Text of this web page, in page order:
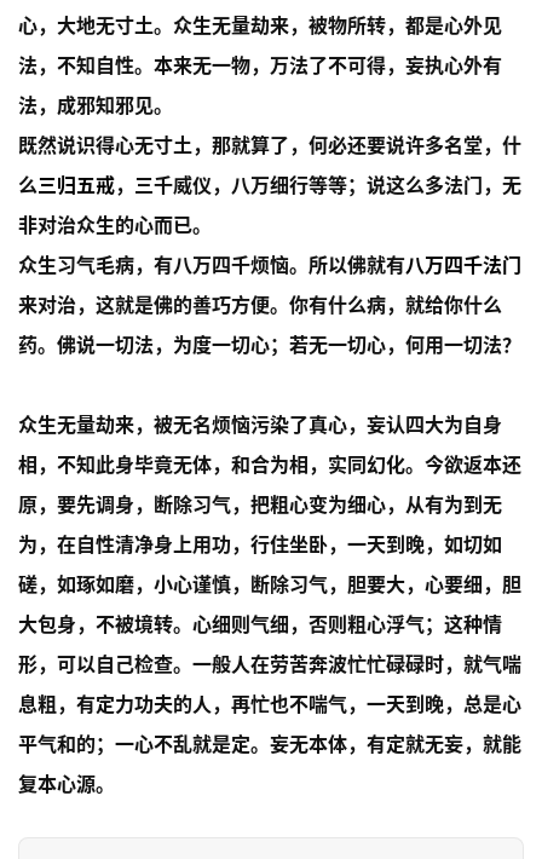
资
点
僧
音
高
僧
访
心
乐
提
心，大地无寸土。众生无量劫来，被物所转，都是心外见
法，不知自性。本来无一物，万法了不可得，妄执心外有
法，成邪知邪见。
既然说识得心无寸土，那就算了，何必还要说许多名堂，什
么三归五戒，三千威仪，八万细行等等；说这么多法门，无
非对治众生的心而已。
众生习气毛病，有八万四千烦恼。所以佛就有八万四千法门
来对治，这就是佛的善巧方便。你有什么病，就给你什么
药。佛说一切法，为度一切心；若无一切心，何用一切法？
众生无量劫来，被无名烦恼污染了真心，妄认四大为自身
相，不知此身毕竟无体，和合为相，实同幻化。今欲返本还
原，要先调身，断除习气，把粗心变为细心，从有为到无
为，在自性清净身上用功，行住坐卧，一天到晚，如切如
磋，如琢如磨，小心谨慎，断除习气，胆要大，心要细，胆
大包身，不被境转。心细则气细，否则粗心浮气；这种情
形，可以自己检查。一般人在劳苦奔波忙忙碌碌时，就气喘
息粗，有定力功夫的人，再忙也不喘气，一天到晚，总是心
平气和的；一心不乱就是定。妄无本体，有定就无妄，就能
复本心源。